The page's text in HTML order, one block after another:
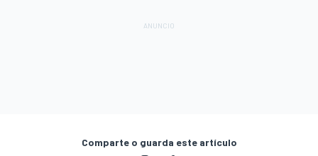
Comparte o guarda este artículo